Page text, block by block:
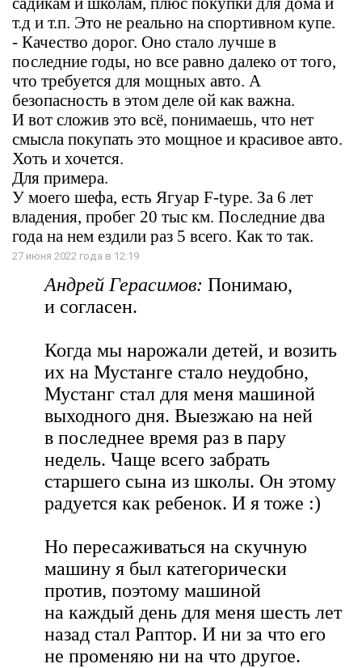
т.д и т.п. Это не реально на спортивном купе.
- Качество дорог. Оно стало лучше в
последние годы, но все равно далеко от того,
что требуется для мощных авто. А
безопасность в этом деле ой как важна.
И вот сложив это всё, понимаешь, что нет
смысла покупать это мощное и красивое авто.
Хоть и хочется.
Для примера.
У моего шефа, есть Ягуар F-type. За 6 лет
владения, пробег 20 тыс км. Последние два
года на нем ездили раз 5 всего. Как то так.
27 июня 2022 года в 12:19
Андрей Герасимов: Понимаю,
и согласен.
Когда мы нарожали детей, и возить
их на Мустанге стало неудобно,
Мустанг стал для меня машиной
выходного дня. Выезжаю на ней
в последнее время раз в пару
недель. Чаще всего забрать
старшего сына из школы. Он этому
радуется как ребенок. И я тоже :)
Но пересаживаться на скучную
машину я был категорически
против, поэтому машиной
на каждый день для меня шесть лет
назад стал Раптор. И ни за что его
не променяю ни на что другое.